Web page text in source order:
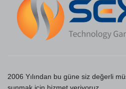
2006 Yılından bu güne siz değerli